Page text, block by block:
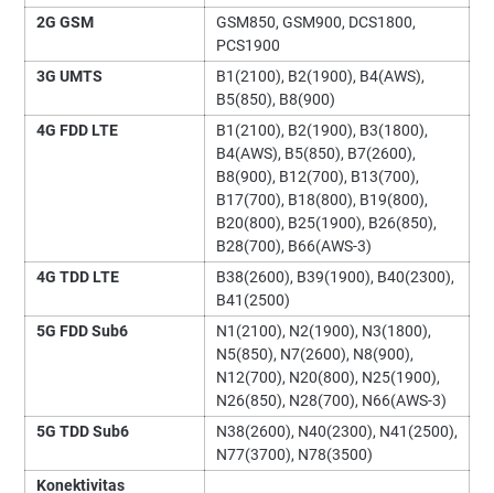
2G GSM
GSM850, GSM900, DCS1800,
PCS1900
3G UMTS
B1(2100), B2(1900), B4(AWS),
B5(850), B8(900)
4G FDD LTE
B1(2100), B2(1900), B3(1800),
B4(AWS), B5(850), B7(2600),
B8(900), B12(700), B13(700),
B17(700), B18(800), B19(800),
B20(800), B25(1900), B26(850),
B28(700), B66(AWS-3)
4G TDD LTE
B38(2600), B39(1900), B40(2300),
B41(2500)
5G FDD Sub6
N1(2100), N2(1900), N3(1800),
N5(850), N7(2600), N8(900),
N12(700), N20(800), N25(1900),
N26(850), N28(700), N66(AWS-3)
5G TDD Sub6
N38(2600), N40(2300), N41(2500),
N77(3700), N78(3500)
Konektivitas